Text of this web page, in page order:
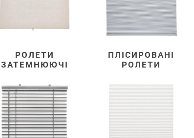
РОЛЕТИ
ЗАТЕМНЮЮЧІ
ПЛІСИРОВАНІ
РОЛЕТИ